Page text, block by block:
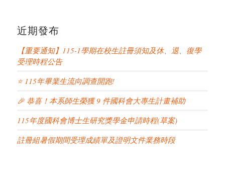
近期發布
【重要通知】115-1學期在校生註冊須知及休、退、復學
受理時程公告
⭐ 115年畢業生流向調查開跑!
🎉 恭喜！本系師生榮獲 9 件國科會大專生計畫補助
115年度國科會博士生研究獎學金申請時程(草案)
註冊組暑假期間受理成績單及證明文件業務時段